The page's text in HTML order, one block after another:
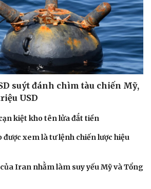
suýt đánh chìm tàu chiến Mỹ,
USD
kiệt kho tên lửa đắt tiền
xem là tư lệnh chiến lược hiệu
Iran nhằm làm suy yếu Mỹ và Tổng